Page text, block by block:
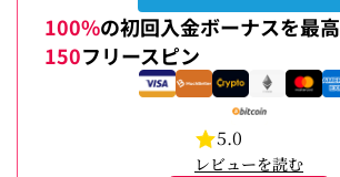
100%の初回入金ボーナスを最高
150フリースピン
5.0
レビューを読む